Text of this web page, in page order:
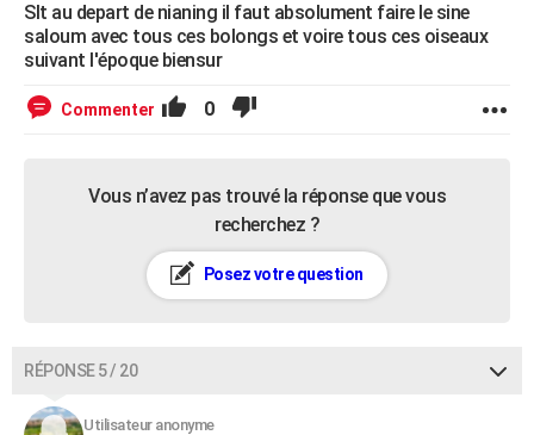
Slt au depart de nianing il faut absolument faire le sine
saloum avec tous ces bolongs et voire tous ces oiseaux
suivant l'époque biensur
Commenter 0
Vous n’avez pas trouvé la réponse que vous
recherchez ?
Posez votre question
RÉPONSE 5 / 20
Utilisateur anonyme